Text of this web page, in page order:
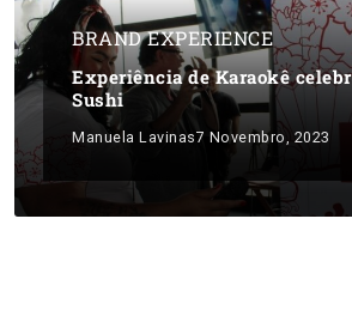
BRAND EXPERIENCE
Experiência de Karaokê
Sushi
Manuela Lavinas7 Novembro, 2023